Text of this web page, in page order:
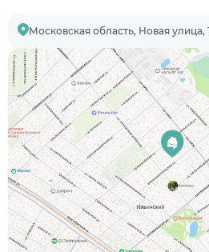
Московская область, Новая улица,